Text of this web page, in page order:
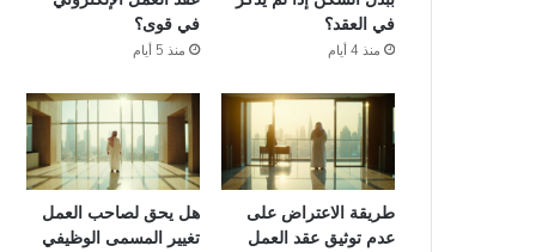
في العقد؟
منذ 4 أيام
في قوى؟
منذ 5 أيام
طريقة الاعتراض على
عدم توثيق عقد العمل
هل يحق لصاحب العمل
تغيير المسمى الوظيفي